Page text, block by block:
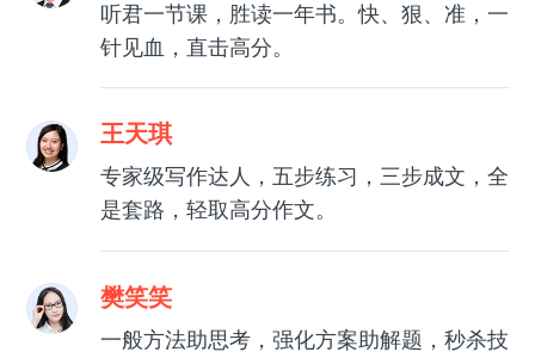
听君一节课，胜读一年书。快、狠、准，一
针见血，直击高分。
王天琪
专家级写作达人，五步练习，三步成文，全
是套路，轻取高分作文。
樊笑笑
一般方法助思考，强化方案助解题，秒杀技